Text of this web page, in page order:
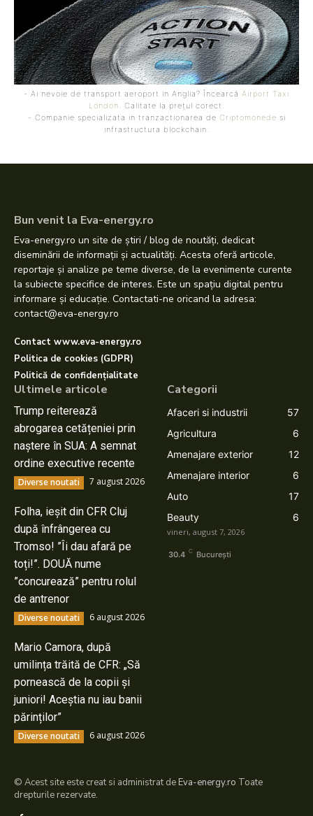
- Ai nevoie de transport aeroport in Anglia? Încearcă Airport Taxi
London . Calitate la prețul corect.
- Companie specializata in tranzactionarea de Criptomonede si
infrastructura blockchain.
Bun venit la Eva-energy.ro
Eva-energy.ro un site de știri / blog de noutăți, dedicat
diseminării de informații și actualități. Acesta oferă articole,
reportaje și analize pe teme diverse, de la evenimente curente
la subiecte specifice de interes. Este un spațiu digital pentru
informare și educație. Contactati-ne oricand la adresa:
contact@eva-energy.ro
Contact www.eva-energy.ro
Politica de cookies (GDPR)
Politică de confidențialitate
Ultimele articole
Trump reiterează
abrogarea cetățeniei prin
naștere în SUA: A semnat
ordine executive recente
Diverse noutati 7 august 2026
Folha, ieșit din CFR Cluj
după înfrângerea cu
Tromso! ”Îi dau afară pe
toți!”. DOUĂ nume
”concurează” pentru rolul
de antrenor
Diverse noutati 6 august 2026
Mario Camora, după
umilința trăită de CFR: „Să
pornească de la copii și
juniori! Aceștia nu iau banii
părinților”
Diverse noutati 6 august 2026
Categorii
Afaceri si industrii
57
Agricultura
6
Amenajare exterior
12
Amenajare interior
6
Auto
17
Beauty
6
vineri, august 7, 2026
30.4 C București
© Acest site este creat si administrat deEva-energy.ro Toate
drepturile rezervate.